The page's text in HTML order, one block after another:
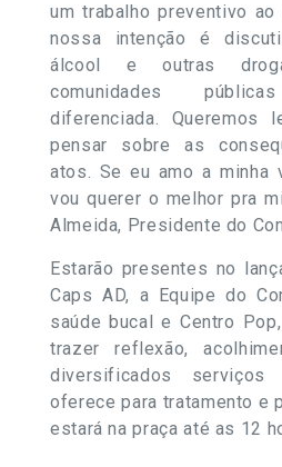
um trabalho preventivo
nossa intenção é
álcool e outras
comunidades
diferenciada. Queremos
pensar sobre as
atos. Se eu amo a minha
vou querer o melhor pra
Almeida, Presidente do
Estarão presentes no
Caps AD, a Equipe do
saúde bucal e Centro
trazer reflexão,
diversificados
oferece para tratamento e
estará na praça até as 12